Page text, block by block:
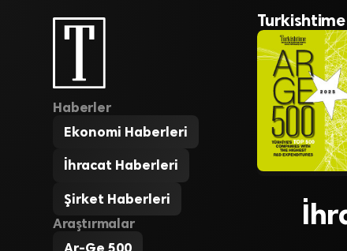
Haberler
Ekonomi Haberleri
İhracat Haberleri
Şirket Haberleri
Araştırmalar
Ar-Ge 500